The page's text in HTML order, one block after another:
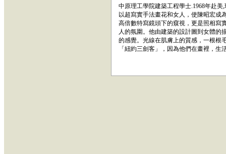
中原理工學院建築工程學士.1968年赴
以超寫實手法畫花和女人，使陳昭宏成
高倍數特寫鏡頭下的窺視，更是照相寫
人的氛圍。他由建築的設計圖到女體的
的感覺。光線在肌膚上的質感，一根根
「紐約三劍客」，因為他們在畫裡，生